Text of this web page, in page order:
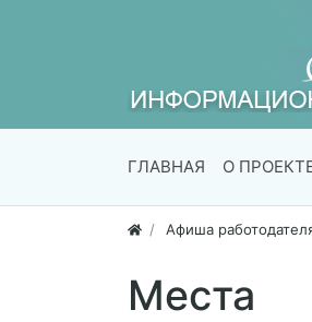
ГЛАВНАЯ О
Афиша
Места